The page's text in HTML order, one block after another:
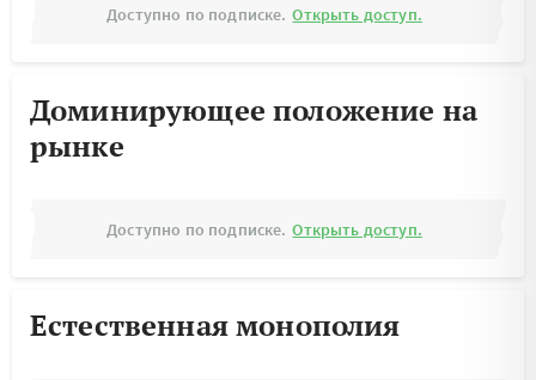
Доступно по подписке. Открыть доступ.
Доминирующее положение на
рынке
Доступно по подписке. Открыть доступ.
Естественная монополия